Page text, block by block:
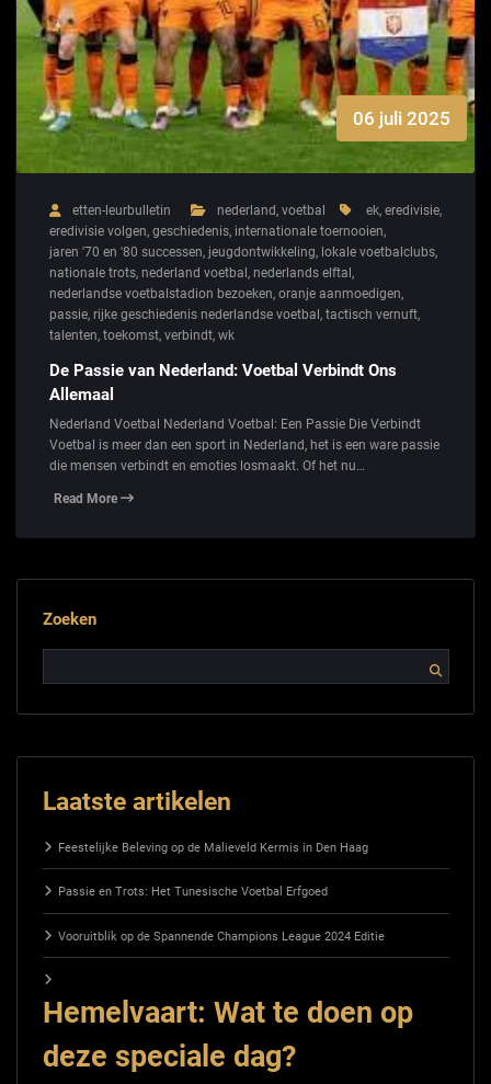
06 juli 2025
etten-leurbulletin nederland, voetbal ek, eredivisie,
eredivisie volgen, geschiedenis, internationale toernooien,
jaren '70 en '80 successen, jeugdontwikkeling, lokale voetbalclubs,
nationale trots, nederland voetbal , nederlands elftal ,
nederlandse voetbalstadion bezoeken, oranje aanmoedigen,
passie, rijke geschiedenis nederlandse voetbal , tactisch vernuft,
talenten, toekomst, verbindt, wk
De Passie van Nederland: Voetbal Verbindt Ons
Allemaal
Nederland Voetbal Nederland Voetbal: Een Passie Die Verbindt
Voetbal is meer dan een sport in Nederland, het is een ware passie
die mensen verbindt en emoties losmaakt. Of het nu…
Read More
Zoeken
Laatste artikelen
Feestelijke Beleving op de Malieveld Kermis in Den Haag
Passie en Trots: Het Tunesische Voetbal Erfgoed
Vooruitblik op de Spannende Champions League 2024 Editie
Hemelvaart: Wat te doen op
deze speciale dag?